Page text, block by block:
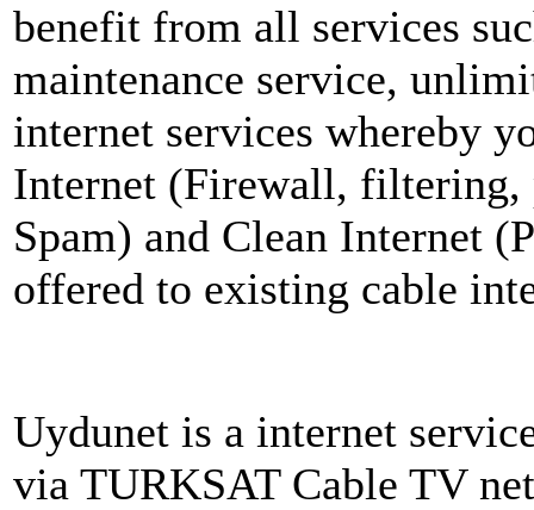
benefit from all services
maintenance service,
internet services whereby
Internet (Firewall,
Spam) and Clean Internet
offered to existing cable
Uydunet is a internet
via TURKSAT Cable TV